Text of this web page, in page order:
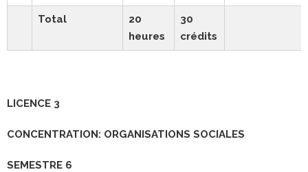
Total
20
heures
30
crédits
LICENCE 3
CONCENTRATION: ORGANISATIONS SOCIALES
SEMESTRE 6